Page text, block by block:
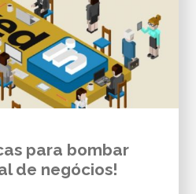
para bombar
de negócios!